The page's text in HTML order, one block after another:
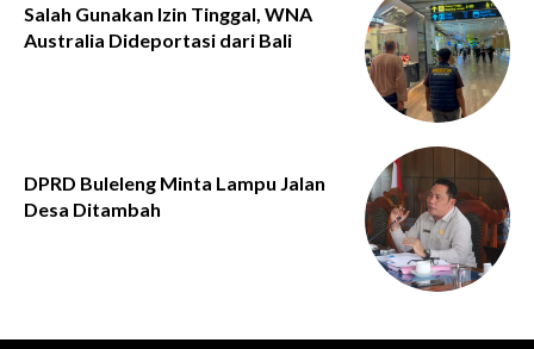
Salah Gunakan Izin Tinggal, WNA
Australia Dideportasi dari Bali
DPRD Buleleng Minta Lampu Jalan
Desa Ditambah